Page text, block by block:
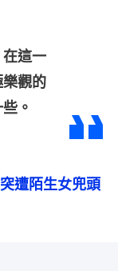
這一
觀的
。
遭陌生女兜頭